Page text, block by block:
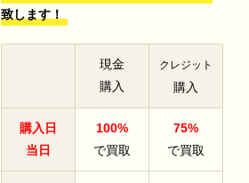
致します！
現金
購入
クレジット
購入
購入日
当日
100%
で買取
75%
で買取